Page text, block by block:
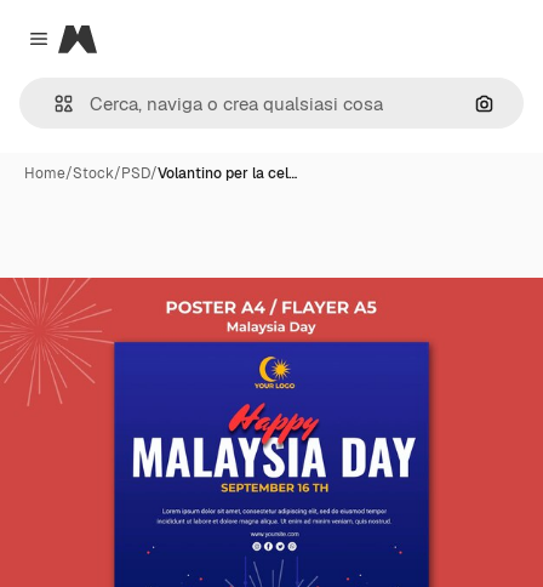
Close menu
Magnific
Cerca
Home/Stock/PSD/Volantino per la cel…